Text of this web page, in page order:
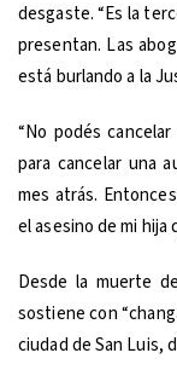
desgaste. “Es la
presentan. Las
está burlando a la
“No podés
para cancelar una
mes atrás.
el asesino de mi hija
Desde la muerte
sostiene con
ciudad de San Luis,